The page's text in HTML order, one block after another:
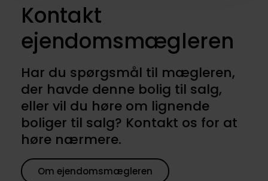
Kontakt
ejendomsmægleren
Har du spørgsmål til mægleren,
der havde denne bolig til salg,
eller vil du høre om lignende
boliger til salg? Kontakt os for at
høre nærmere.
Om ejendomsmægleren